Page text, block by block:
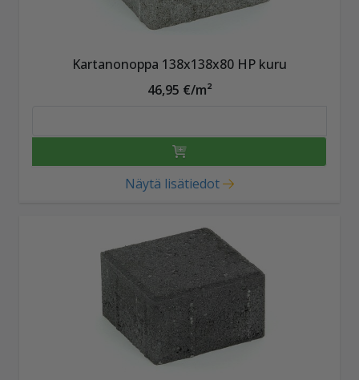
Kartanonoppa 138x138x80 HP kuru
46,95 €/m²
Näytä lisätiedot